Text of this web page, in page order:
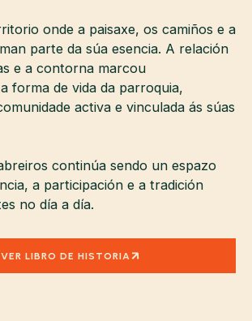
onde a paisaxe, os camiños e a
parte da súa esencia. A relación
e a contorna marcou
forma de vida da parroquia,
activa e vinculada ás súas
continúa sendo un espazo
a participación e a tradición
no día a día.
VER LIBRO DE HISTORIA